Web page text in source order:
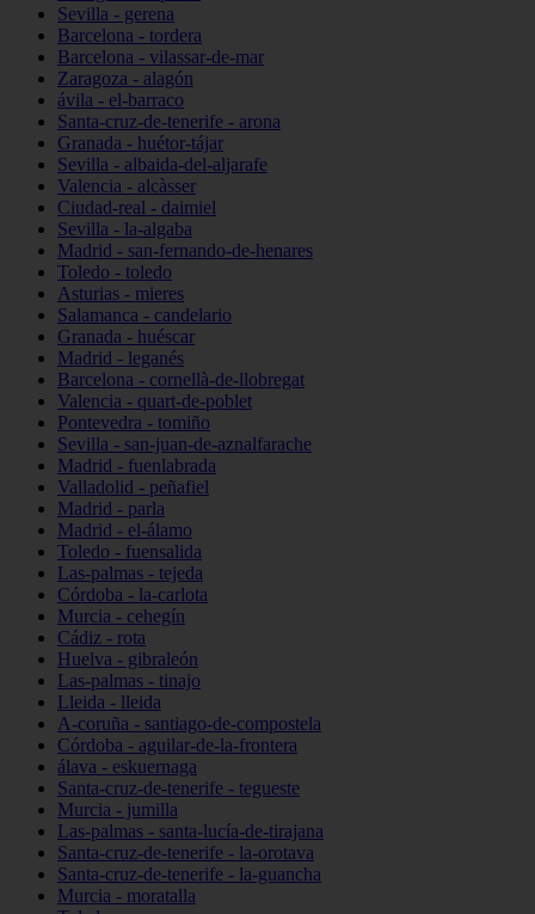
Sevilla - gerena
Barcelona - tordera
Barcelona - vilassar-de-mar
Zaragoza - alagón
ávila - el-barraco
Santa-cruz-de-tenerife - arona
Granada - huétor-tájar
Sevilla - albaida-del-aljarafe
Valencia - alcàsser
Ciudad-real - daimiel
Sevilla - la-algaba
Madrid - san-fernando-de-henares
Toledo - toledo
Asturias - mieres
Salamanca - candelario
Granada - huéscar
Madrid - leganés
Barcelona - cornellà-de-llobregat
Valencia - quart-de-poblet
Pontevedra - tomiño
Sevilla - san-juan-de-aznalfarache
Madrid - fuenlabrada
Valladolid - peñafiel
Madrid - parla
Madrid - el-álamo
Toledo - fuensalida
Las-palmas - tejeda
Córdoba - la-carlota
Murcia - cehegín
Cádiz - rota
Huelva - gibraleón
Las-palmas - tinajo
Lleida - lleida
A-coruña - santiago-de-compostela
Córdoba - aguilar-de-la-frontera
álava - eskuernaga
Santa-cruz-de-tenerife - tegueste
Murcia - jumilla
Las-palmas - santa-lucía-de-tirajana
Santa-cruz-de-tenerife - la-orotava
Santa-cruz-de-tenerife - la-guancha
Murcia - moratalla